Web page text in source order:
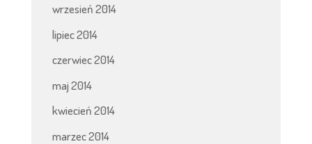
wrzesień 2014
lipiec 2014
czerwiec 2014
maj 2014
kwiecień 2014
marzec 2014